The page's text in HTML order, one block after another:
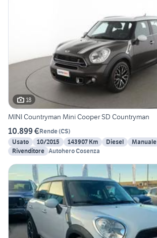
18
MINI Countryman Mini Cooper SD Countryman
10.899 €Rende(CS)
Usato
10/2015 143907 Km Diesel Manuale
Rivenditore Autohero Cosenza